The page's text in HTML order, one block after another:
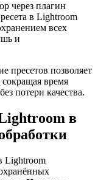
через плагин
в Lightroom
всех
и
пресетов позволяет
время
потери качества.
в
Lightroom